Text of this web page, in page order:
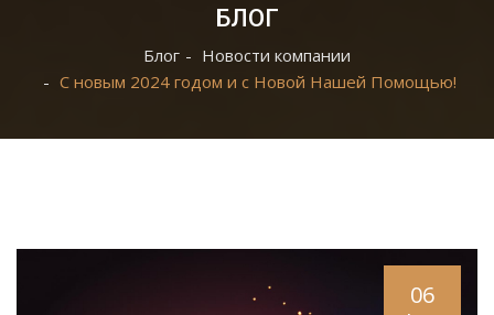
БЛОГ
Блог
Новости компании
C новым 2024 годом и с Новой Нашей Помощью!
06